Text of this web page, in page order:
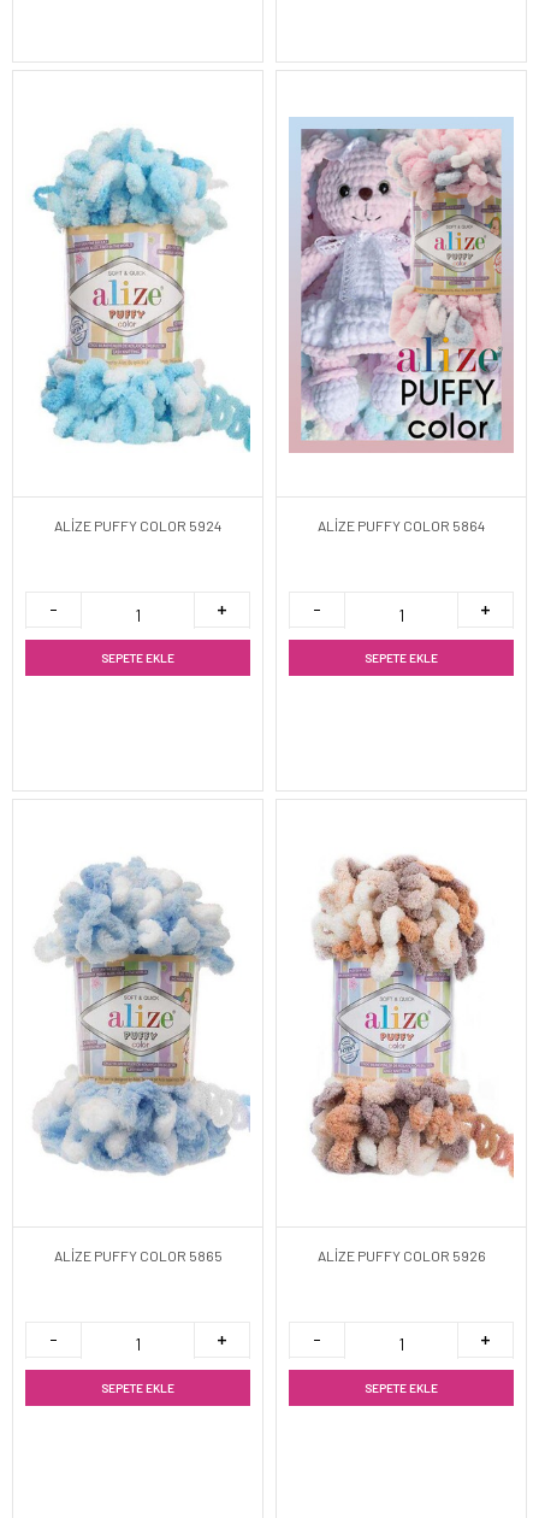
ALİZE PUFFY COLOR 5924
SEPETE EKLE
ALİZE PUFFY COLOR 5864
SEPETE EKLE
ALİZE PUFFY COLOR 5865
SEPETE EKLE
ALİZE PUFFY COLOR 5926
SEPETE EKLE